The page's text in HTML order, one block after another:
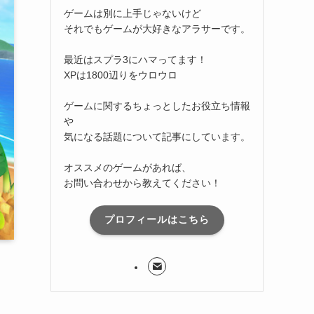
ゲームは別に上手じゃないけど
それでもゲームが大好きなアラサーです。
最近はスプラ3にハマってます！
XPは1800辺りをウロウロ
ゲームに関するちょっとしたお役立ち情報
や
気になる話題について記事にしています。
オススメのゲームがあれば、
お問い合わせから教えてください！
プロフィールはこちら